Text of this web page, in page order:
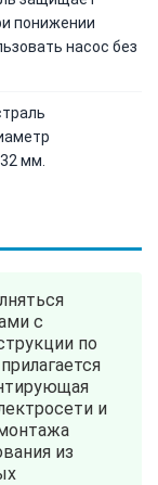
понижении
насос без
мм.
с
по
и
из